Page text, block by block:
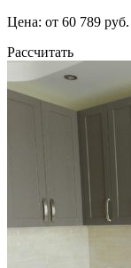
Цена: от 60 789 руб.
Рассчитать